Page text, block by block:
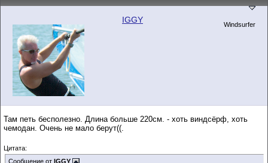
IGGY Windsurfer
Там петь бесполезно. Длина больше 220см. - хоть виндсёрф, хоть
чемодан. Очень не мало берут((.
Цитата:
Сообщение от IGGY